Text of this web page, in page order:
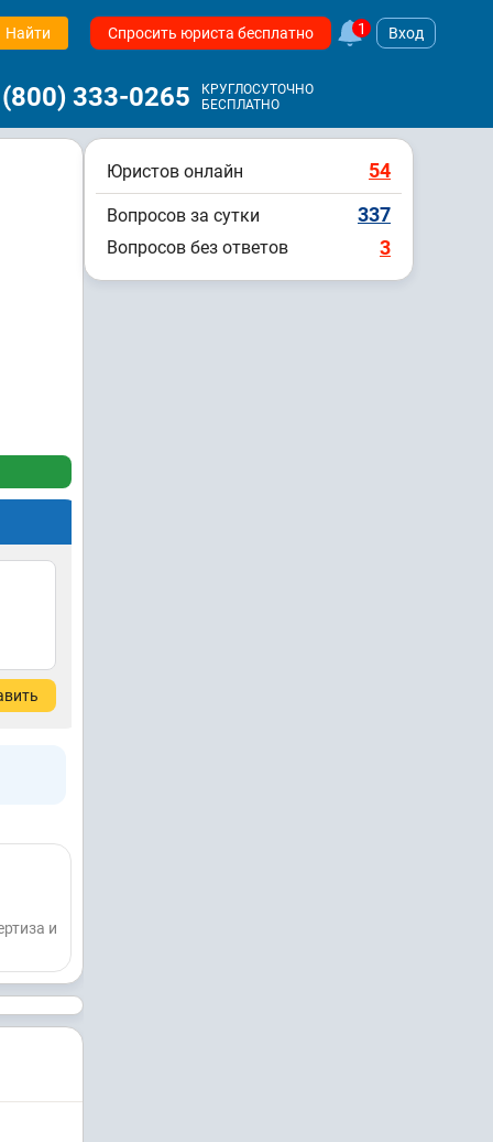
Найти Спросить юриста бесплатно 1 Вход
333-0265
КРУГЛОСУТОЧНО
БЕСПЛАТНО
и
Юристов онлайн 54
Вопросов за сутки 337
Вопросов без ответов 3